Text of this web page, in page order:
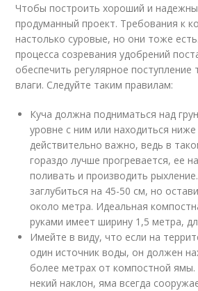
Чтобы построить хороший и
продуманный проект. Требования к
настолько суровые, но они тоже
процесса созревания удобрений
обеспечить регулярное поступление
влаги. Следуйте таким правилам:
Куча должна подниматься над
уровне с ним или находиться
действительно важно, ведь в
гораздо лучше прогревается, ее
поливать и производить
заглубиться на 45-50 см, но
около метра. Идеальная
руками имеет ширину 1,5 метра,
Имейте в виду, что если на
один источник воды, он должен
более метрах от компостной ямы.
некий наклон, яма всегда